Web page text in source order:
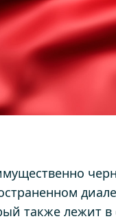
также лежит в